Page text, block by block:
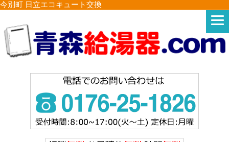
今別町 日立エコキュート交換